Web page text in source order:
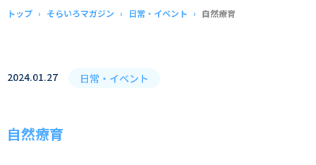
トップ そらいろマガジン 日常・イベント 自然療育
2024.01.27 日常・イベント
自然療育